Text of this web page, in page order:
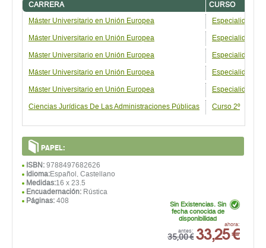
Máster Universitario en Unión Europea
Especialidad:
Máster Universitario en Unión Europea Especialidad:
Máster Universitario en Unión Europea Especialidad:
Máster Universitario en Unión Europea Especialidad:
Máster Universitario en Unión Europea Especialidad:
Ciencias Jurídicas De Las Administraciones Públicas Curso 2º
ISBN:9788497682626
Idioma:Español, Castellano
Medidas:16 x 23.5
Encuadernación:Rústica
Páginas:408
antes:
35,00 €
ahora:
33,25 €
disponibilidad
Sin Existencias. Sin fecha conocida de disponibilidad